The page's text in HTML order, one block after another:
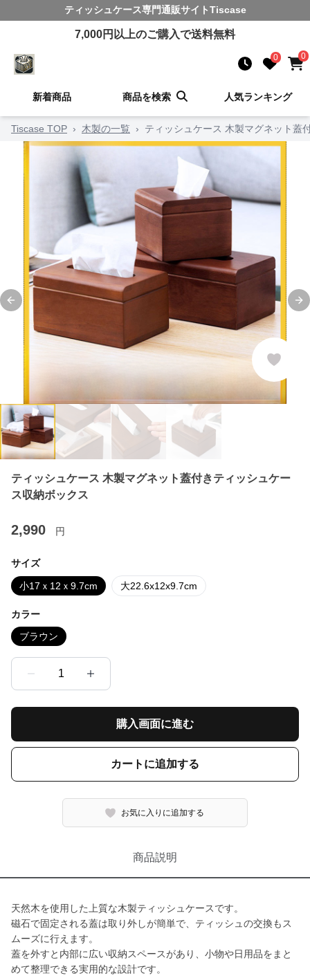
ティッシュケース専門通販サイトTiscase
7,000円以上のご購入で送料無料
0 0
新着商品 商品を検索 人気ランキング
Tiscase TOP › 木製の一覧 › ティッシュケース 木製マグネット蓋
Previous slide
ティッシュケース 木製マグネット蓋付きティッシュケー
ス収納ボックス
2,990 円
サイズ
小17ｘ12ｘ9.7cm 大22.6x12x9.7cm
カラー
ブラウン
1
購入画面に進む
カートに追加する
お気に入りに追加する
商品説明
天然木を使用した上質な木製ティッシュケースです。
磁石で固定される蓋は取り外しが簡単で、ティッシュの交換もス
ムーズに行えます。
蓋を外すと内部に広い収納スペースがあり、小物や日用品をまと
めて整理できる実用的な設計です。